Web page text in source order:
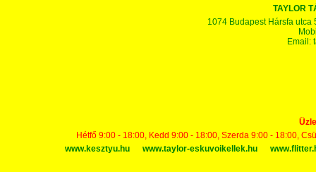
TAYLOR
1074 Budapest Hársfa utca
Email:
Hétfő 9:00 - 18:00, Kedd 9:00 - 18:00, Szerda 9:00 - 18:00,
www.kesztyu.hu
www.taylor-eskuvoikellek.hu